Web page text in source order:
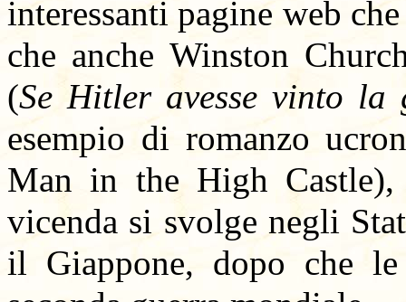
interessanti pagine web
che anche Winston
(Se Hitler avesse vinto la
esempio di romanzo
Man in the High
vicenda si svolge negli
il Giappone, dopo che